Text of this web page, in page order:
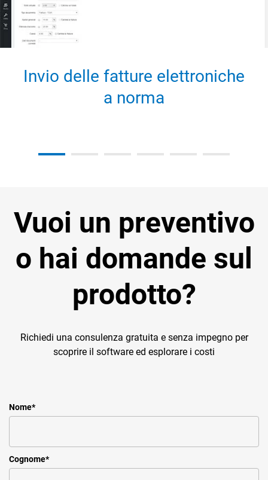
Invio delle fatture elettroniche
a norma
Vuoi un preventivo
o hai domande sul
prodotto?
Richiedi una consulenza gratuita e senza impegno per
scoprire il software ed esplorare i costi
Nome*
Cognome*